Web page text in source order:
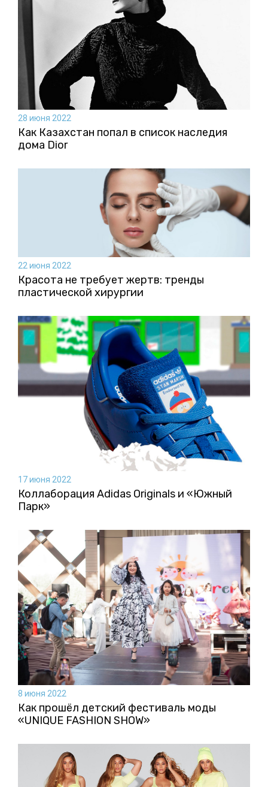
28 июня 2022
Как Казахстан попал в список наследия
дома Dior
22 июня 2022
Красота не требует жертв: тренды
пластической хирургии
17 июня 2022
Коллаборация Аdidas Originals и «Южный
Парк»
8 июня 2022
Как прошёл детский фестиваль моды
«UNIQUE FASHION SHOW»